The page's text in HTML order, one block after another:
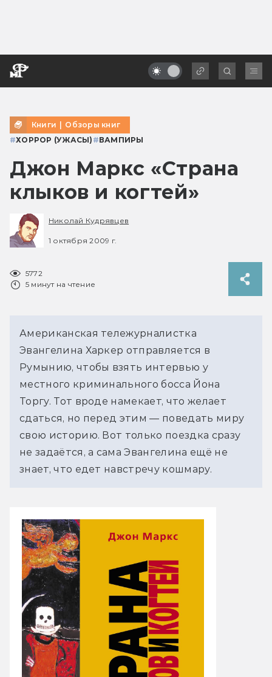
Книги | Обзоры книг
#ХОРРОР (УЖАСЫ) #ВАМПИРЫ
Джон Маркс «Страна
клыков и когтей»
Николай Кудрявцев
1 октября 2009 г.
5772
5 минут на чтение
Американская тележурналистка
Эвангелина Харкер отправляется в
Румынию, чтобы взять интервью у
местного криминального босса Йона
Торгу. Тот вроде намекает, что желает
сдаться, но перед этим — поведать миру
свою историю. Вот только поездка сразу
не задаётся, а сама Эвангелина ещё не
знает, что едет навстречу кошмару.